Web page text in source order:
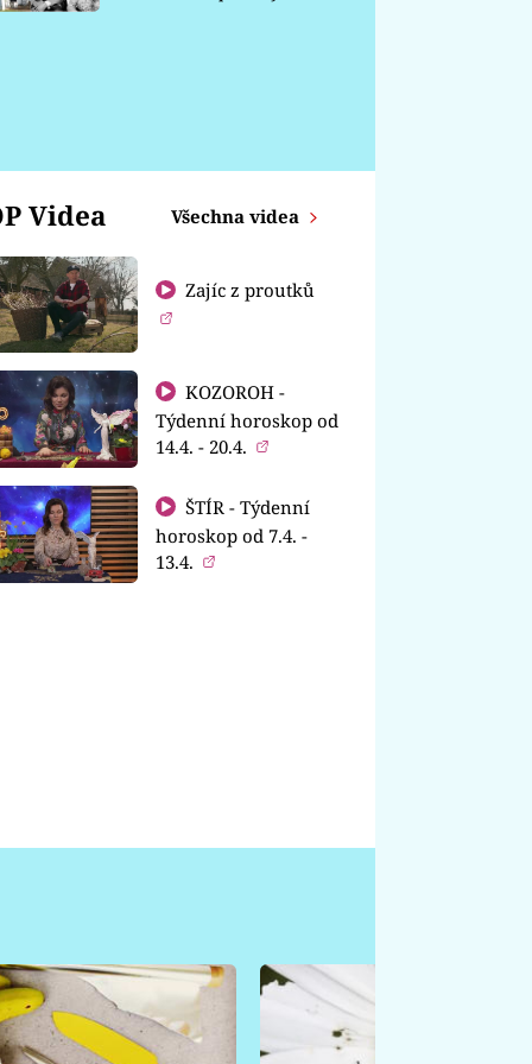
Videa Všechna videa
Zajíc z proutků
KOZOROH -
Týdenní horoskop od
14.4. - 20.4.
ŠTÍR - Týdenní
horoskop od 7.4. -
13.4.